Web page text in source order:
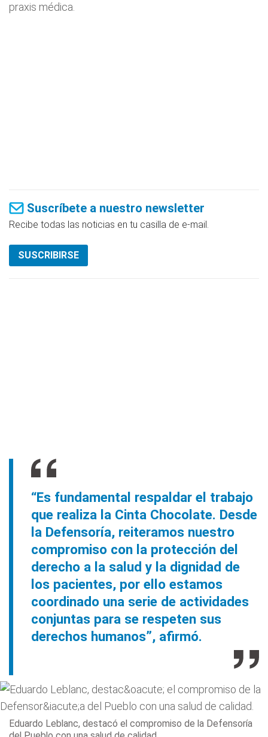
praxis médica.
Suscríbete a nuestro newsletter
Recibe todas las noticias en tu casilla de e-mail.
SUSCRIBIRSE
“Es fundamental respaldar el trabajo
que realiza la Cinta Chocolate. Desde
la Defensoría, reiteramos nuestro
compromiso con la protección del
derecho a la salud y la dignidad de
los pacientes, por ello estamos
coordinado una serie de actividades
conjuntas para se respeten sus
derechos humanos”, afirmó.
Eduardo Leblanc, destacó el compromiso de la Defensoría